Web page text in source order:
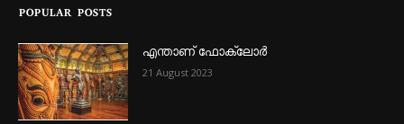
POPULAR POSTS
എന്താണ്‌ ഫോക്‌ലോർ
21 August 2023